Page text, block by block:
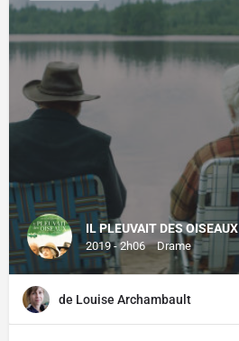
IL PLEUVAIT DES OISEAUX
2019 - 2h06 Drame
de Louise Archambault